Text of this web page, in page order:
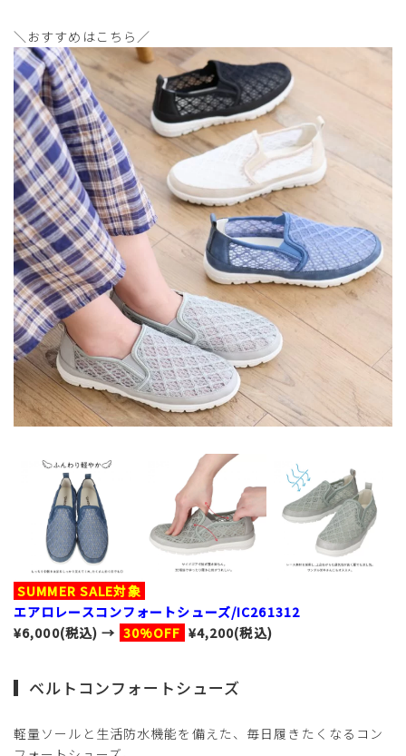
＼おすすめはこちら／
SUMMER SALE対象
エアロレースコンフォートシューズ/IC261312
¥6,000(税込) → 30%OFF ¥4,200(税込)
ベルトコンフォートシューズ
軽量ソールと生活防水機能を備えた、毎日履きたくなるコン